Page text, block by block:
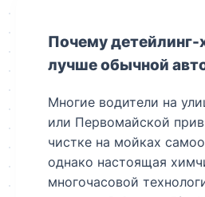
Почему детейлинг-
лучше обычной
Многие водители на
или Первомайской
чистке на мойках
однако настоящая
многочасовой